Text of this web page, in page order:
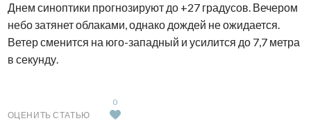
Днем синоптики прогнозируют до +27 градусов. Вечером
небо затянет облаками, однако дождей не ожидается.
Ветер сменится на юго-западный и усилится до 7,7 метра
в секунду.
ОЦЕНИТЬ СТАТЬЮ
0